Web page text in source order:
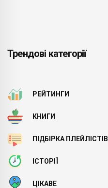
Трендові категорії
РЕЙТИНГИ
КНИГИ
ПІДБІРКА ПЛЕЙЛІСТІВ
ІСТОРІЇ
ЦІКАВЕ